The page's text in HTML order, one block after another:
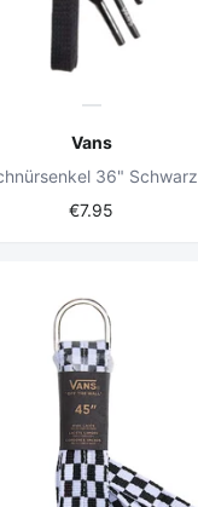
Vans
36" Schwarz
€7.95